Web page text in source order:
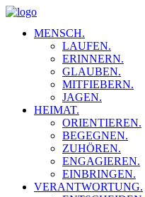
MENSCH.
LAUFEN.
ERINNERN.
GLAUBEN.
MITFIEBERN.
JAGEN.
HEIMAT.
ORIENTIEREN.
BEGEGNEN.
ZUHÖREN.
ENGAGIEREN.
EINBRINGEN.
VERANTWORTUNG.